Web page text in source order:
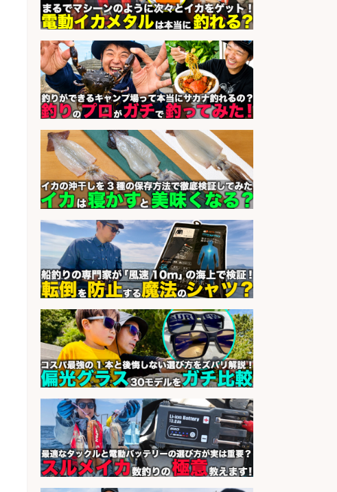
sponsored by 求人ボックス
和食, 日本料理・懐石料理/店長・店
長候補/本物を知る大人の隠れ家!魚
の価値を上げ、地域を元気に!店長候
補募集
会社名 酒場あらかぶ 酒場あらかぶ
sponsored by 求人ボックス
精肉・青果・鮮魚販売/「志布志
市」「時給1,150円〜」志布志市周
辺でお魚のカットや商品の陳列スタ
ッフ/未経験歓迎×残業少なめ×車通
勤OK/鹿児島県/志布志市
会社名 株式会社ホットスタッフ鹿児島
sponsored by 求人ボックス
レジ打ち/日払いOK/おさかなの三枚
おろし/新潟県/小千谷市
会社名 株式会社G&G
sponsored by 求人ボックス
営業事務/「大津市」「時給1,300
円」小野駅から徒歩6分/釣り具メー
カーの物流事務・営業アシスタン
ト/土日祝休み×大型連休あり×残業
なし/滋賀県/大津市